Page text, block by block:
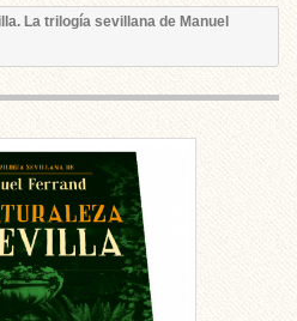
La trilogía sevillana de Manuel